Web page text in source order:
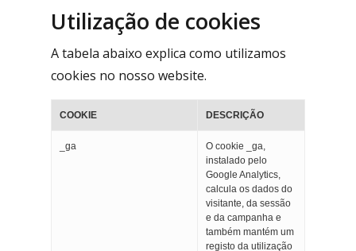
Utilização de cookies
A tabela abaixo explica como utilizamos
cookies no nosso website.
COOKIE DESCRIÇÃO
_ga
O cookie _ga,
instalado pelo
Google Analytics,
calcula os dados do
visitante, da sessão
e da campanha e
também mantém um
registo da utilização